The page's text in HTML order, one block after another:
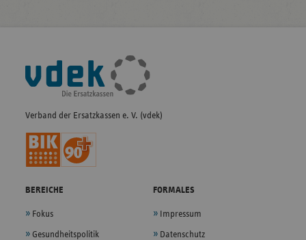
Fußleisten-
Navigation
Verband der Ersatzkassen e. V. (vdek)
BEREICHE
Fokus
Gesundheitspolitik
FORMALES
Impressum
Datenschutz